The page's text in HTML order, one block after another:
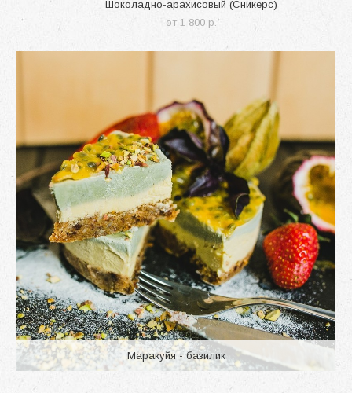
Шоколадно-арахисовый (Сникерс)
от 1 800 p.
Маракуйя - базилик